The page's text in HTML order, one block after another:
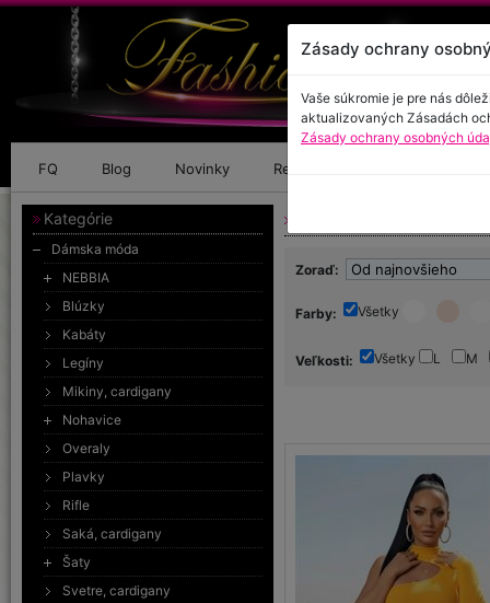
FQ Blog Novinky Referencie
Kategórie
Dámska móda
NEBBIA
Blúzky
Kabáty
Legíny
Mikiny, cardigany
Nohavice
Overaly
Plavky
Rifle
Saká, cardigany
Šaty
Svetre, cardigany
Zoraď:
Farby: Všetky
Veľkosti: Všetky L M
Zásady ochrany
Vaše súkromie je pre nás
aktualizovaných Zásadách
Zásady ochrany osobných